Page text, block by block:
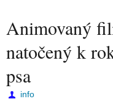
Animovaný
natočený k
psa
info